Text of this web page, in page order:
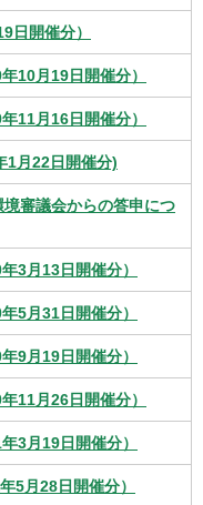
日開催分）
10月19日開催分）
11月16日開催分）
1月22日開催分)
審議会からの答申につ
3月13日開催分）
5月31日開催分）
9月19日開催分）
11月26日開催分）
3月19日開催分）
5月28日開催分）